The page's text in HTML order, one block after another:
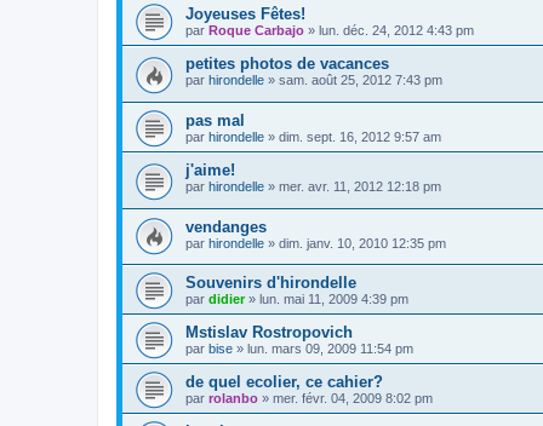
Joyeuses Fêtes!
par Roque Carbajo » lun. déc. 24, 2012 4:43 pm
petites photos de vacances
par hirondelle » sam. août 25, 2012 7:43 pm
pas mal
par hirondelle » dim. sept. 16, 2012 9:57 am
j'aime!
par hirondelle » mer. avr. 11, 2012 12:18 pm
vendanges
par hirondelle » dim. janv. 10, 2010 12:35 pm
Souvenirs d'hirondelle
par didier» lun. mai 11, 2009 4:39 pm
Mstislav Rostropovich
par bise » lun. mars 09, 2009 11:54 pm
de quel ecolier, ce cahier?
par rolanbo » mer. févr. 04, 2009 8:02 pm